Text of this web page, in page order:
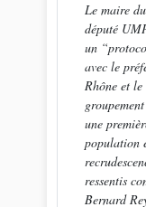
Le maire
député
un
avec le
Rhône et
une
population
ressentis
Bernard